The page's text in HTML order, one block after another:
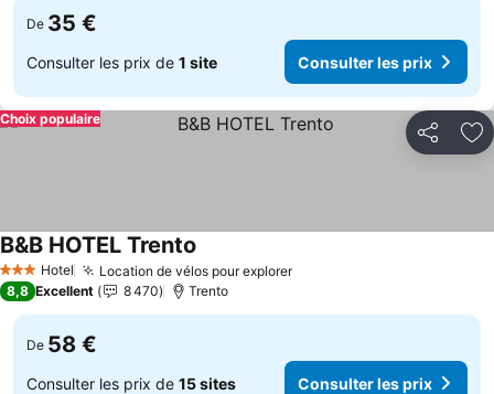
De 35 €
Consulter les prix de 1 site Consulter les prix
Partager
Choix populaire
3 ÉtoilesHotel Location de vélos pour explorerConsulter les prix
B&B HOTEL Trento
8,8 Excellent 8 470 Trento
De 58 €
Consulter les prix de 15 sites Consulter les prix